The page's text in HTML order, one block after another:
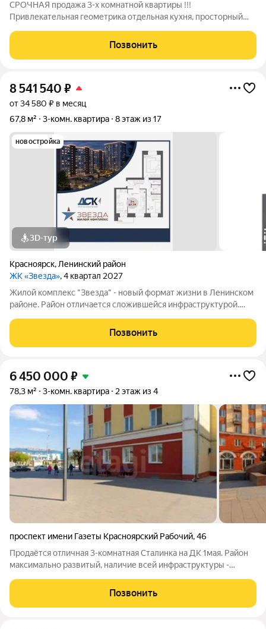
СРОЧНАЯ продажа 3-х комнатной квартиры !!!
Привлекательная геометрика отдельная кухня, просторный
,уютная ,светлая.Частично остаётся мебель. Инфраструктура
района уже развита, рядом с домом есть
Позвонить
8 541 540 ₽
от 34 580 ₽ в месяц
67,8 м²
3-комн. квартира 8 этаж из 17
новостройка
3D-тур
Красноярск, Ленинский район
ЖК «Звезда», 4 квартал 2027
Жилой комплекс "Звезда" - новый формат жизни в Ленинском
районе. Район отличается сложившейся инфраструктурой.
большой парк с одноименным названием. Развита
транспортная и дорожная сети. Есть
Позвонить
6 450 000 ₽
78,3 м² 3-комн. квартира 2 этаж из 4
проспект имени Газеты Красноярский Рабочий,46
Продаётся отличная 3-комнатная Сталинка на ДК 1мая. Район
максимально развитый, наличие всей инфраструктуры -
школа, детские сады, дом культуры с различными
спортивными секциями и досуговыми
Позвонить